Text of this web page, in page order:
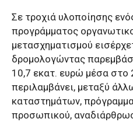
Σε τροχιά υλοποίησης
προγράμματος
μετασχηματισμού
δρομολογώντας
10,7 εκατ. ευρώ μέσα στο
περιλαμβάνει, μεταξύ
καταστημάτων,
προσωπικού,